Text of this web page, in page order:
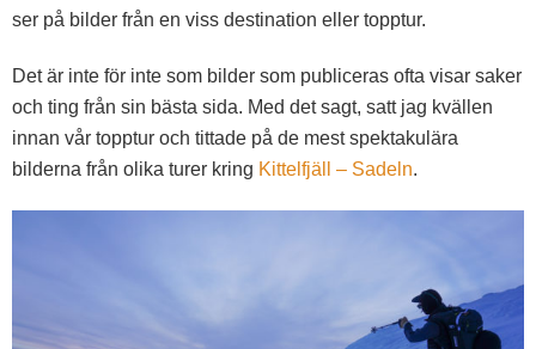
ser på bilder från en viss destination eller topptur.
Det är inte för inte som bilder som publiceras ofta visar saker
och ting från sin bästa sida. Med det sagt, satt jag kvällen
innan vår topptur och tittade på de mest spektakulära
bilderna från olika turer kring Kittelfjäll – Sadeln.